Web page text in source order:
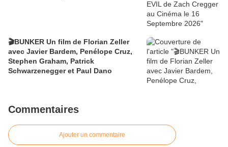
🎬BUNKER Un film de Florian Zeller
avec Javier Bardem, Penélope Cruz,
Stephen Graham, Patrick
Schwarzenegger et Paul Dano
Commentaires
Ajouter un commentaire